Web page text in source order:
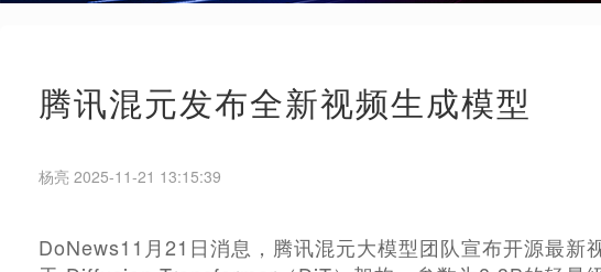
腾讯混元发布全新视频生成模型
杨亮 2025-11-21 13:15:39
DoNews11月21日消息，腾讯混元大模型团队宣布开源最